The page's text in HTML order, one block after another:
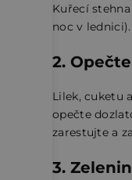
Kuřecí
noc v
2.
Lilek, cuketu
opečte
zarestujte a
3.